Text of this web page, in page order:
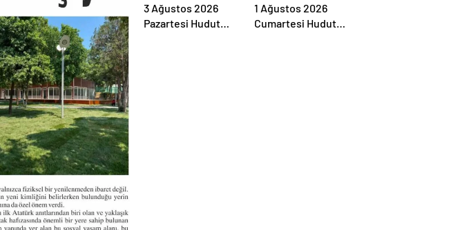
3 Ağustos 2026
Pazartesi Hudut
1 Ağustos 2026
Cumartesi Hudut